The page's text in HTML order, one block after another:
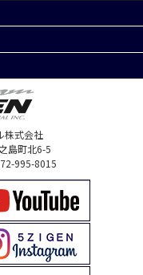
株式会社
島町北6-5
995-8015